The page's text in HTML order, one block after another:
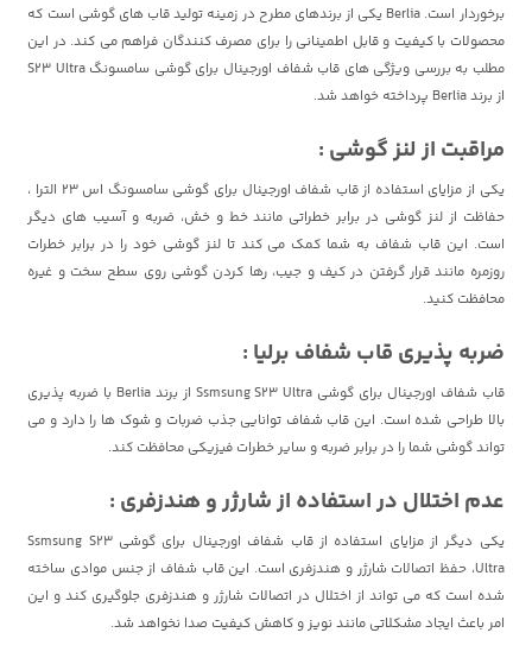
برخوردار است. Berlia یکی از برندهای مطرح در زمینه تولید قاب های گوشی است که
محصولات با کیفیت و قابل اطمینانی را برای مصرف کنندگان فراهم می کند. در این
مطلب به بررسی ویژگی های قاب شفاف اورجینال برای گوشی سامسونگ S23 Ultra
از برند Berlia پرداخته خواهد شد.
مراقبت از لنز گوشی :
یکی از مزایای استفاده از قاب شفاف اورجینال برای گوشی سامسونگ اس 23 الترا ،
حفاظت از لنز گوشی در برابر خطراتی مانند خط و خش، ضربه و آسیب های دیگر
است. این قاب شفاف به شما کمک می کند تا لنز گوشی خود را در برابر خطرات
روزمره مانند قرار گرفتن در کیف و جیب، رها کردن گوشی روی سطح سخت و غیره
محافظت کنید.
ضربه پذیری قاب شفاف برلیا :
قاب شفاف اورجینال برای گوشی Ssmsung S23 Ultra از برند Berlia با ضربه پذیری
بالا طراحی شده است. این قاب شفاف توانایی جذب ضربات و شوک ها را دارد و می
تواند گوشی شما را در برابر ضربه و سایر خطرات فیزیکی محافظت کند.
عدم اختلال در استفاده از شارژر و هندزفری :
یکی دیگر از مزایای استفاده از قاب شفاف اورجینال برای گوشی Ssmsung S23
Ultra، حفظ اتصالات شارژر و هندزفری است. این قاب شفاف از جنس موادی ساخته
شده است که می تواند از اختلال در اتصالات شارژر و هندزفری جلوگیری کند و این
امر باعث ایجاد مشکلاتی مانند نویز و کاهش کیفیت صدا نخواهد شد.